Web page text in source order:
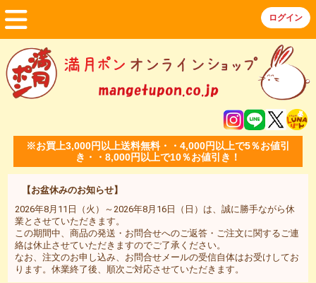
※お買上3,000円以上送料無料・・4,000円以上で5％お値引
き・・8,000円以上で10％お値引き！
【お盆休みのお知らせ】
2026年8月11日（火）～2026年8月16日（日）は、誠に勝手ながら休
業とさせていただきます。
この期間中、商品の発送・お問合せへのご返答・ご注文に関するご連
絡は休止させていただきますのでご了承ください。
なお、注文のお申し込み、お問合せメールの受信自体はお受けしてお
ります。休業終了後、順次ご対応させていただきます。